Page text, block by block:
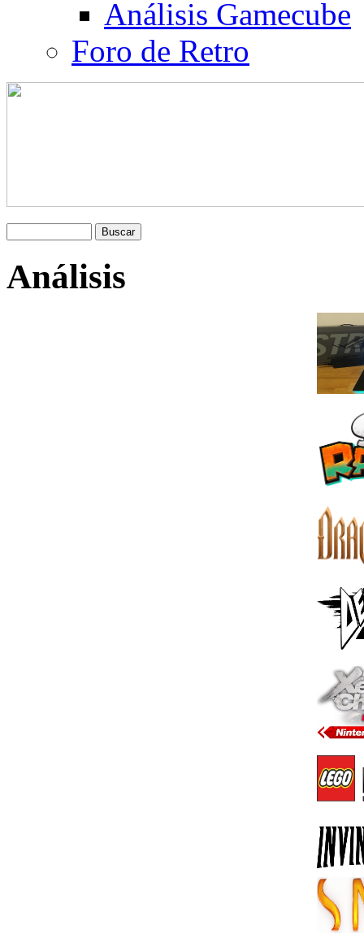
Análisis Gamecube
Foro de Retro
Análisis